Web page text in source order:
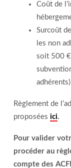
Coût de
Surcoût
les non
soit 500 €
adhérents)
Règlement de
proposées ici.
Pour valider
procéder au
compte des